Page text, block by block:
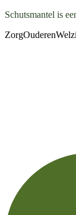
Schutsmantel is
ZorgOuderen